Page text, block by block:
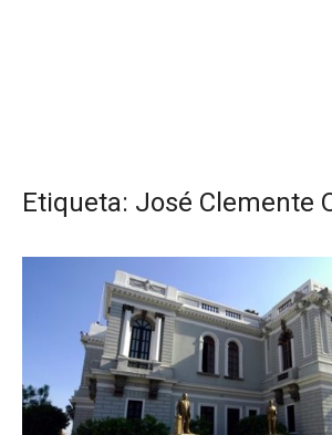
Etiqueta: José Clemente